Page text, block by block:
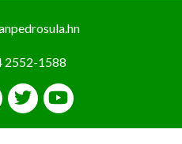
2552-1588